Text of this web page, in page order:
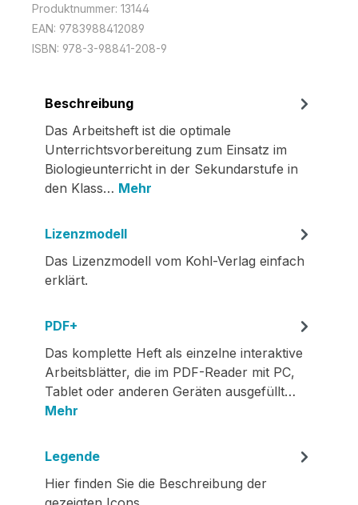
Produktnummer: 13144
EAN: 9783988412089
ISBN: 978-3-98841-208-9
Beschreibung
Das Arbeitsheft ist die optimale
Unterrichtsvorbereitung zum Einsatz im
Biologieunterricht in der Sekundarstufe in
den Klass… Mehr
Lizenzmodell
Das Lizenzmodell vom Kohl-Verlag einfach
erklärt.
PDF+
Das komplette Heft als einzelne interaktive
Arbeitsblätter, die im PDF-Reader mit PC,
Tablet oder anderen Geräten ausgefüllt…
Mehr
Legende
Hier finden Sie die Beschreibung der